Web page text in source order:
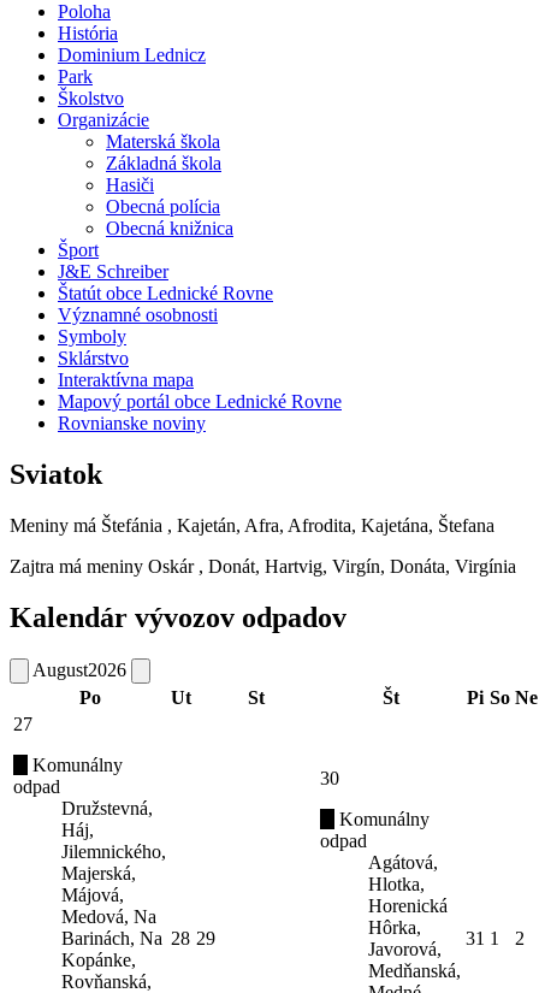
Poloha
História
Dominium Lednicz
Park
Školstvo
Organizácie
Materská škola
Základná škola
Hasiči
Obecná polícia
Obecná knižnica
Šport
J&E Schreiber
Štatút obce Lednické Rovne
Významné osobnosti
Symboly
Sklárstvo
Interaktívna mapa
Mapový portál obce Lednické Rovne
Rovnianske noviny
Sviatok
Meniny má Štefánia , Kajetán, Afra, Afrodita, Kajetána, Štefana
Zajtra má meniny Oskár , Donát, Hartvig, Virgín, Donáta, Virgínia
Kalendár vývozov odpadov
August2026
Po
Ut St Št Pi So Ne
27
Komunálny
odpad
Družstevná,
Háj,
Jilemnického,
Majerská,
Májová,
Medová, Na
Barinách, Na
Kopánke,
Rovňanská,
28 29
30
Komunálny
odpad
Agátová,
Hlotka,
Horenická
Hôrka,
Javorová,
Medňanská,
31 1 2